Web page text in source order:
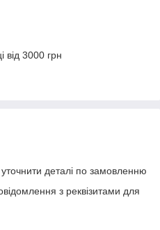
від 3000 грн
деталі по замовленню
з реквізитами для